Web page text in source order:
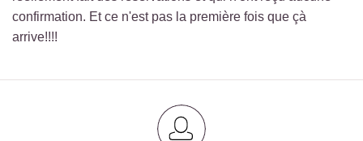
confirmation. Et ce n'est pas la première fois que çà
arrive!!!!